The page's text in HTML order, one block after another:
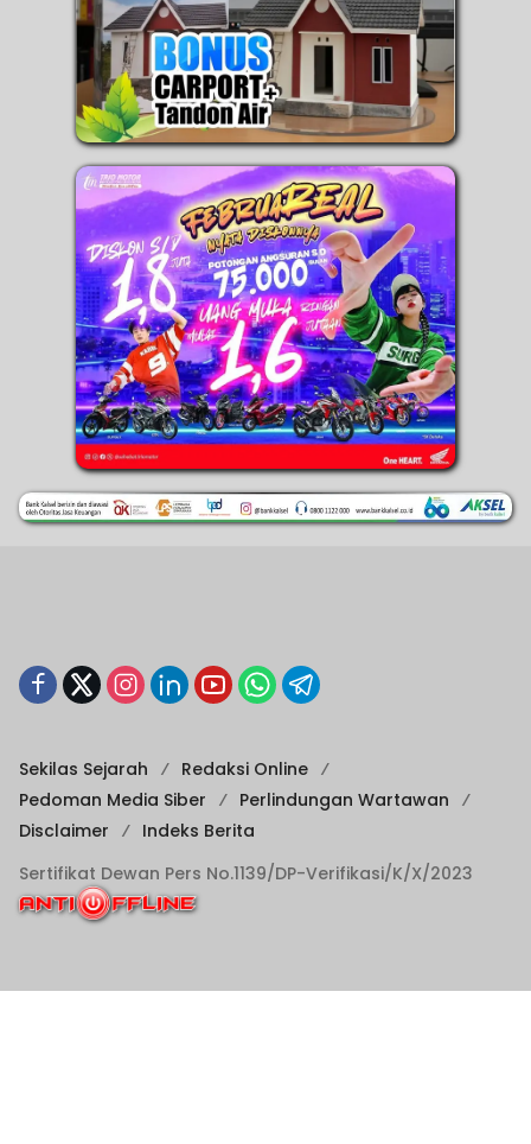
Sekilas Sejarah
Redaksi Online
Pedoman Media Siber
Perlindungan Wartawan
Disclaimer
Indeks Berita
Sertifikat Dewan Pers No.1139/DP-Verifikasi/K/X/2023